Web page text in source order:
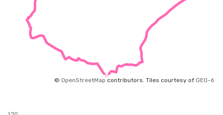
© OpenStreetMap contributors. Tiles courtesy of GEO-6